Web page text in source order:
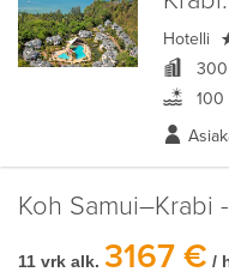
Hotelli
100
Koh Samui–Krabi
11 vrk alk. 3167 € /